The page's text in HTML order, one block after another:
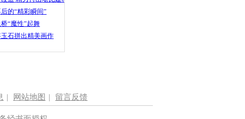
的“精彩瞬间”
“魔性”起舞
石拼出精美画作
| 网站地图 | 留言反馈